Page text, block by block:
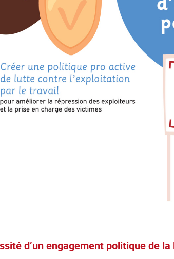
d’un engagement politique de la